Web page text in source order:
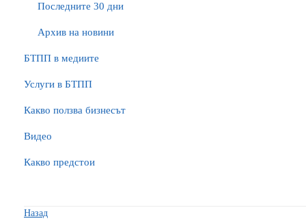
Последните 30 дни
Архив на новини
БTПП в медиите
Услуги в БТПП
Какво ползва бизнесът
Видео
Какво предстои
Назад